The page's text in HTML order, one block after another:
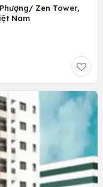
Zen Tower,
Nam